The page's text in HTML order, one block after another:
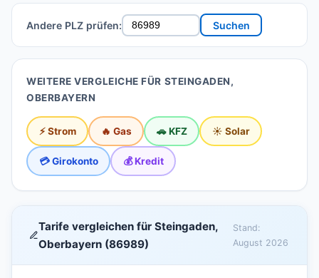
Andere PLZ prüfen: Suchen
WEITERE VERGLEICHE FÜR STEINGADEN,
OBERBAYERN
⚡ Strom 🔥 Gas 🚗 KFZ ☀️ Solar
💳 Girokonto 💰 Kredit
Tarife vergleichen für Steingaden,
Oberbayern (86989)
Stand:
August 2026